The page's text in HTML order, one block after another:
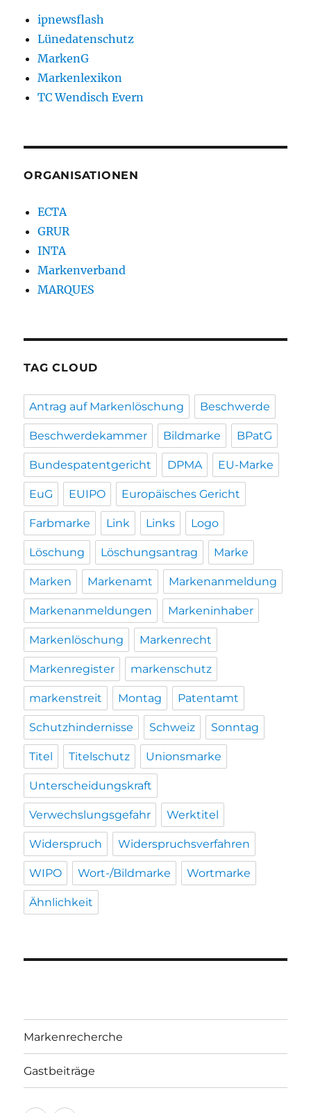
ipnewsflash
Lünedatenschutz
MarkenG
Markenlexikon
TC Wendisch Evern
ORGANISATIONEN
ECTA
GRUR
INTA
Markenverband
MARQUES
TAG CLOUD
Antrag auf Markenlöschung Beschwerde
Beschwerdekammer Bildmarke BPatG
Bundespatentgericht DPMA EU-Marke
EuG EUIPO Europäisches Gericht
Farbmarke Link Links Logo
Löschung Löschungsantrag Marke
Marken Markenamt Markenanmeldung
Markenanmeldungen Markeninhaber
Markenlöschung Markenrecht
Markenregister markenschutz
markenstreit Montag Patentamt
Schutzhindernisse Schweiz Sonntag
Titel Titelschutz Unionsmarke
Unterscheidungskraft
Verwechslungsgefahr Werktitel
Widerspruch Widerspruchsverfahren
WIPO Wort-/Bildmarke Wortmarke
Ähnlichkeit
Markenrecherche
Gastbeiträge